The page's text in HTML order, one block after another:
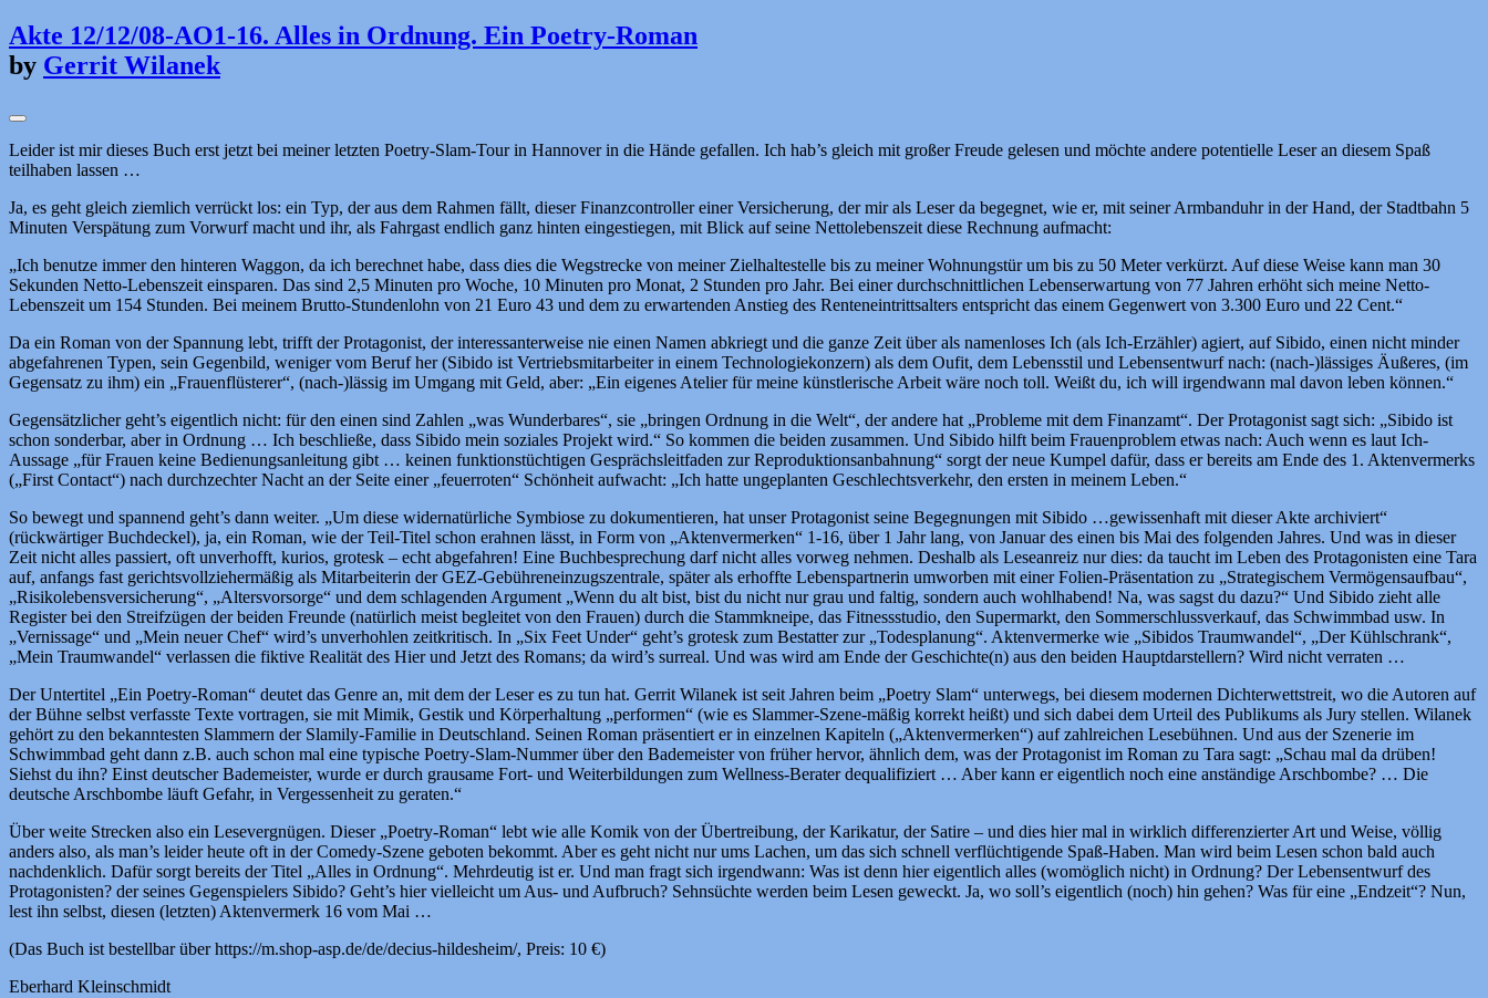
Akte 12/12/08-AO1-16. Alles in Ordnung. Ein Poetry-Roman
by Gerrit Wilanek
Leider ist mir dieses Buch erst jetzt bei meiner letzten Poetry-Slam-Tour in Hannover in die Hände gefallen. Ich hab’s gleich mit großer Freude gelesen und möchte andere potentielle Leser an diesem Spaß
teilhaben lassen …
Ja, es geht gleich ziemlich verrückt los: ein Typ, der aus dem Rahmen fällt, dieser Finanzcontroller einer Versicherung, der mir als Leser da begegnet, wie er, mit seiner Armbanduhr in der Hand, der Stadtbahn 5
Minuten Verspätung zum Vorwurf macht und ihr, als Fahrgast endlich ganz hinten eingestiegen, mit Blick auf seine Nettolebenszeit diese Rechnung aufmacht:
„Ich benutze immer den hinteren Waggon, da ich berechnet habe, dass dies die Wegstrecke von meiner Zielhaltestelle bis zu meiner Wohnungstür um bis zu 50 Meter verkürzt. Auf diese Weise kann man 30
Sekunden Netto-Lebenszeit einsparen. Das sind 2,5 Minuten pro Woche, 10 Minuten pro Monat, 2 Stunden pro Jahr. Bei einer durchschnittlichen Lebenserwartung von 77 Jahren erhöht sich meine Netto-
Lebenszeit um 154 Stunden. Bei meinem Brutto-Stundenlohn von 21 Euro 43 und dem zu erwartenden Anstieg des Renteneintrittsalters entspricht das einem Gegenwert von 3.300 Euro und 22 Cent.“
Da ein Roman von der Spannung lebt, trifft der Protagonist, der interessanterweise nie einen Namen abkriegt und die ganze Zeit über als namenloses Ich (als Ich-Erzähler) agiert, auf Sibido, einen nicht minder
abgefahrenen Typen, sein Gegenbild, weniger vom Beruf her (Sibido ist Vertriebsmitarbeiter in einem Technologiekonzern) als dem Oufit, dem Lebensstil und Lebensentwurf nach: (nach-)lässiges Äußeres, (im
Gegensatz zu ihm) ein „Frauenflüsterer“, (nach-)lässig im Umgang mit Geld, aber: „Ein eigenes Atelier für meine künstlerische Arbeit wäre noch toll. Weißt du, ich will irgendwann mal davon leben können.“
Gegensätzlicher geht’s eigentlich nicht: für den einen sind Zahlen „was Wunderbares“, sie „bringen Ordnung in die Welt“, der andere hat „Probleme mit dem Finanzamt“. Der Protagonist sagt sich: „Sibido ist
schon sonderbar, aber in Ordnung … Ich beschließe, dass Sibido mein soziales Projekt wird.“ So kommen die beiden zusammen. Und Sibido hilft beim Frauenproblem etwas nach: Auch wenn es laut Ich-
Aussage „für Frauen keine Bedienungsanleitung gibt … keinen funktionstüchtigen Gesprächsleitfaden zur Reproduktionsanbahnung“ sorgt der neue Kumpel dafür, dass er bereits am Ende des 1. Aktenvermerks
(„First Contact“) nach durchzechter Nacht an der Seite einer „feuerroten“ Schönheit aufwacht: „Ich hatte ungeplanten Geschlechtsverkehr, den ersten in meinem Leben.“
So bewegt und spannend geht’s dann weiter. „Um diese widernatürliche Symbiose zu dokumentieren, hat unser Protagonist seine Begegnungen mit Sibido …gewissenhaft mit dieser Akte archiviert“
(rückwärtiger Buchdeckel), ja, ein Roman, wie der Teil-Titel schon erahnen lässt, in Form von „Aktenvermerken“ 1-16, über 1 Jahr lang, von Januar des einen bis Mai des folgenden Jahres. Und was in dieser
Zeit nicht alles passiert, oft unverhofft, kurios, grotesk – echt abgefahren! Eine Buchbesprechung darf nicht alles vorweg nehmen. Deshalb als Leseanreiz nur dies: da taucht im Leben des Protagonisten eine Tara
auf, anfangs fast gerichtsvollziehermäßig als Mitarbeiterin der GEZ-Gebühreneinzugszentrale, später als erhoffte Lebenspartnerin umworben mit einer Folien-Präsentation zu „Strategischem Vermögensaufbau“,
„Risikolebensversicherung“, „Altersvorsorge“ und dem schlagenden Argument „Wenn du alt bist, bist du nicht nur grau und faltig, sondern auch wohlhabend! Na, was sagst du dazu?“ Und Sibido zieht alle
Register bei den Streifzügen der beiden Freunde (natürlich meist begleitet von den Frauen) durch die Stammkneipe, das Fitnessstudio, den Supermarkt, den Sommerschlussverkauf, das Schwimmbad usw. In
„Vernissage“ und „Mein neuer Chef“ wird’s unverhohlen zeitkritisch. In „Six Feet Under“ geht’s grotesk zum Bestatter zur „Todesplanung“. Aktenvermerke wie „Sibidos Traumwandel“, „Der Kühlschrank“,
„Mein Traumwandel“ verlassen die fiktive Realität des Hier und Jetzt des Romans; da wird’s surreal. Und was wird am Ende der Geschichte(n) aus den beiden Hauptdarstellern? Wird nicht verraten …
Der Untertitel „Ein Poetry-Roman“ deutet das Genre an, mit dem der Leser es zu tun hat. Gerrit Wilanek ist seit Jahren beim „Poetry Slam“ unterwegs, bei diesem modernen Dichterwettstreit, wo die Autoren auf
der Bühne selbst verfasste Texte vortragen, sie mit Mimik, Gestik und Körperhaltung „performen“ (wie es Slammer-Szene-mäßig korrekt heißt) und sich dabei dem Urteil des Publikums als Jury stellen. Wilanek
gehört zu den bekanntesten Slammern der Slamily-Familie in Deutschland. Seinen Roman präsentiert er in einzelnen Kapiteln („Aktenvermerken“) auf zahlreichen Lesebühnen. Und aus der Szenerie im
Schwimmbad geht dann z.B. auch schon mal eine typische Poetry-Slam-Nummer über den Bademeister von früher hervor, ähnlich dem, was der Protagonist im Roman zu Tara sagt: „Schau mal da drüben!
Siehst du ihn? Einst deutscher Bademeister, wurde er durch grausame Fort- und Weiterbildungen zum Wellness-Berater dequalifiziert … Aber kann er eigentlich noch eine anständige Arschbombe? … Die
deutsche Arschbombe läuft Gefahr, in Vergessenheit zu geraten.“
Über weite Strecken also ein Lesevergnügen. Dieser „Poetry-Roman“ lebt wie alle Komik von der Übertreibung, der Karikatur, der Satire – und dies hier mal in wirklich differenzierter Art und Weise, völlig
anders also, als man’s leider heute oft in der Comedy-Szene geboten bekommt. Aber es geht nicht nur ums Lachen, um das sich schnell verflüchtigende Spaß-Haben. Man wird beim Lesen schon bald auch
nachdenklich. Dafür sorgt bereits der Titel „Alles in Ordnung“. Mehrdeutig ist er. Und man fragt sich irgendwann: Was ist denn hier eigentlich alles (womöglich nicht) in Ordnung? Der Lebensentwurf des
Protagonisten? der seines Gegenspielers Sibido? Geht’s hier vielleicht um Aus- und Aufbruch? Sehnsüchte werden beim Lesen geweckt. Ja, wo soll’s eigentlich (noch) hin gehen? Was für eine „Endzeit“? Nun,
lest ihn selbst, diesen (letzten) Aktenvermerk 16 vom Mai …
(Das Buch ist bestellbar über https://m.shop-asp.de/de/decius-hildesheim/, Preis: 10 €)
Eberhard Kleinschmidt